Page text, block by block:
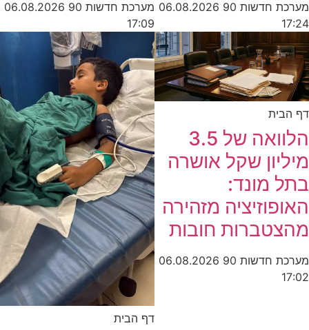
מערכת חדשות 90
06.08.2026
17:24
מערכת חדשות 90
06.08.2026
17:09
דף הבית
הלוואה של 3.5
מיליון שקל אושרה
בתל מונד:
האופוזיציה מזהירה
מהצטברות חובות
מערכת חדשות 90
06.08.2026
17:02
דף הבית